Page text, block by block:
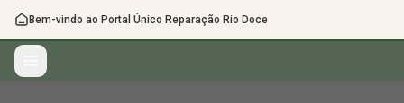
Bem-vindo ao Portal Único Reparação Rio Doce